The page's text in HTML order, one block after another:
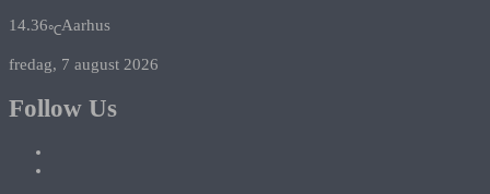
14.36℃Aarhus
fredag, 7 august 2026
Follow Us